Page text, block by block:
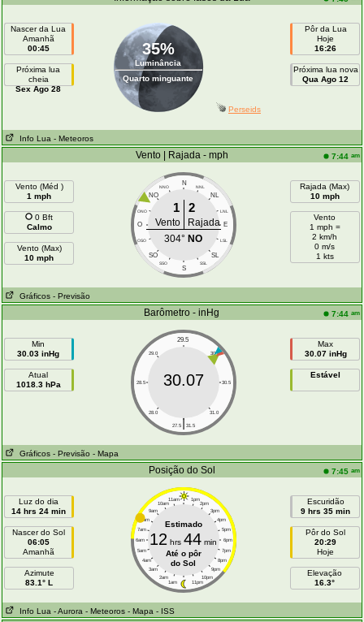
Nascer da Lua
Amanhã
00:45
Próxima lua
cheia
Sex Ago 28
35%
Luminância
Quarto minguante
Pôr da Lua
Hoje
16:26
Próxima lua nova
Qua Ago 12
Perseids
Info Lua - Meteoros
Vento | Rajada - mph 7:44 am
Vento (Méd )
1 mph
0 Bft
Calmo
Vento (Max)
10 mph
N
NNO NNL
NO NL
ONO LNL
O E
OSO LSL
SO SL
SSO SSL
S
1 2
Vento
Rajada
304° NO
Rajada (Max)
10 mph
Vento
1 mph =
2 km/h
0 m/s
1 kts
Gráficos - Previsão
Barômetro - inHg 7:44 am
Min
30.03 inHg
Atual
1018.3 hPa
29.5
29.0 30.0
28.5 30.5
28.0 31.0
|
27.5 31.5
30.07
Max
30.07 inHg
Estável
Gráficos - Previsão - Mapa
Posição do Sol 7:45 am
Luz do dia
14 hrs 24 min
Nascer do Sol
06:05
Amanhã
Azimute
83.1° L
11am 1pm
10am 2pm
9am 3pm
8am 4pm
7am 5pm
6am 6pm
5am 7pm
4am 8pm
3am 9pm
2am 10pm
1am 11pm
Estimado
12 hrs44 min
Até o pôr
do Sol
Escuridão
9 hrs 35 min
Pôr do Sol
20:29
Hoje
Elevação
16.3°
Info Lua - Aurora - Meteoros - Mapa - ISS